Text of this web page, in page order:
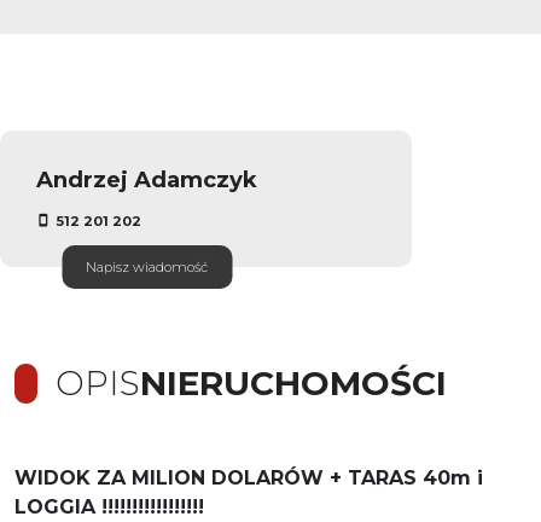
Andrzej Adamczyk
512 201 202
Napisz wiadomość
OPISNIERUCHOMOŚCI
WIDOK ZA MILION DOLARÓW + TARAS 40m i
LOGGIA !!!!!!!!!!!!!!!!!